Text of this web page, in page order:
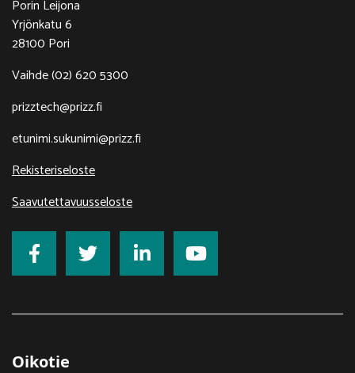
Porin Leijona
Yrjönkatu 6
28100 Pori
Vaihde (02) 620 5300
prizztech@prizz.fi
etunimi.sukunimi@prizz.fi
Rekisteriseloste
Saavutettavuusseloste
Oikotie